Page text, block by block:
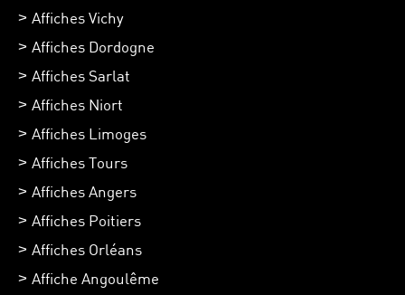
Affiches Vichy
Affiches Dordogne
Affiches Sarlat
Affiches Niort
Affiches Limoges
Affiches Tours
Affiches Angers
Affiches Poitiers
Affiches Orléans
Affiche Angoulême